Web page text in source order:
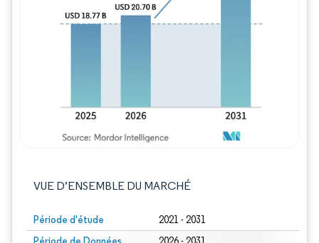
VUE D’ENSEMBLE DU MARCHÉ
Période d'étude 2021 - 2031